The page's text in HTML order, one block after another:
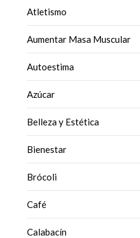
Atletismo
Aumentar Masa Muscular
Autoestima
Azúcar
Belleza y Estética
Bienestar
Brócoli
Café
Calabacín